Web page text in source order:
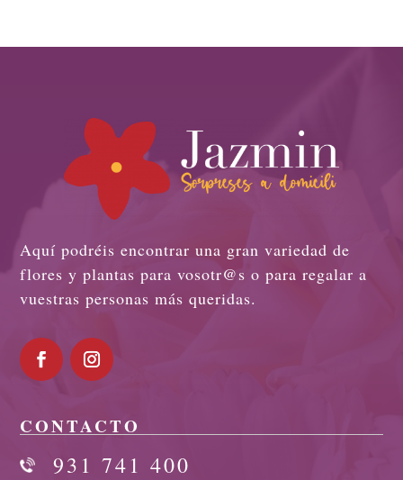
Aquí podréis encontrar una gran variedad de
flores y plantas para vosotr@s o para regalar a
vuestras personas más queridas.
CONTACTO
931 741 400